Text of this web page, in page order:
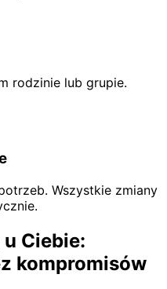
z grupą.
rodzinie lub grupie.
Wszystkie zmiany
Ciebie:
kompromisów